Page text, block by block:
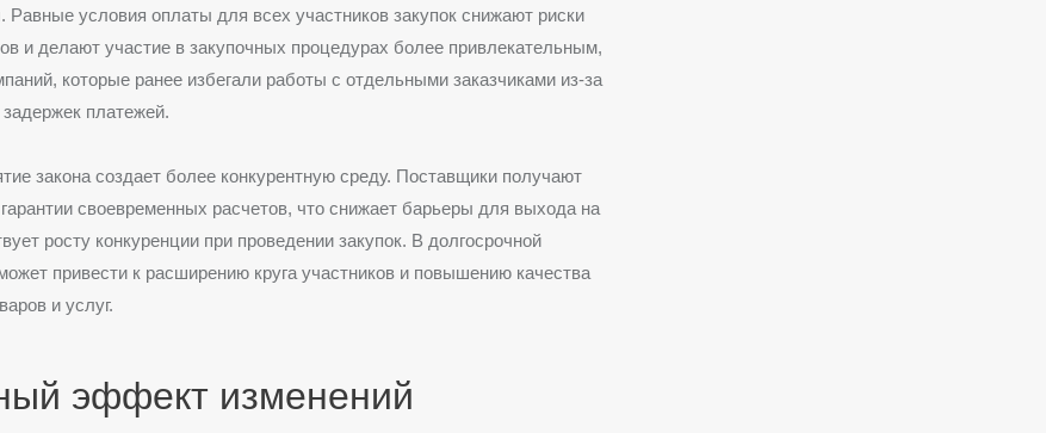
Равные условия оплаты для всех участников закупок снижают риски
и делают участие в закупочных процедурах более привлекательным,
которые ранее избегали работы с отдельными заказчиками из-за
платежей.
закона создает более конкурентную среду. Поставщики получают
своевременных расчетов, что снижает барьеры для выхода на
росту конкуренции при проведении закупок. В долгосрочной
привести к расширению круга участников и повышению качества
и услуг.
эффект изменений